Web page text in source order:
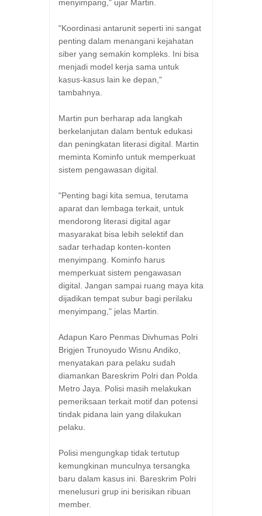
menyimpang," ujar Martin.
"Koordinasi antarunit seperti ini sangat
penting dalam menangani kejahatan
siber yang semakin kompleks. Ini bisa
menjadi model kerja sama untuk
kasus-kasus lain ke depan,"
tambahnya.
Martin pun berharap ada langkah
berkelanjutan dalam bentuk edukasi
dan peningkatan literasi digital. Martin
meminta Kominfo untuk memperkuat
sistem pengawasan digital.
"Penting bagi kita semua, terutama
aparat dan lembaga terkait, untuk
mendorong literasi digital agar
masyarakat bisa lebih selektif dan
sadar terhadap konten-konten
menyimpang. Kominfo harus
memperkuat sistem pengawasan
digital. Jangan sampai ruang maya kita
dijadikan tempat subur bagi perilaku
menyimpang," jelas Martin.
Adapun Karo Penmas Divhumas Polri
Brigjen Trunoyudo Wisnu Andiko,
menyatakan para pelaku sudah
diamankan Bareskrim Polri dan Polda
Metro Jaya. Polisi masih melakukan
pemeriksaan terkait motif dan potensi
tindak pidana lain yang dilakukan
pelaku.
Polisi mengungkap tidak tertutup
kemungkinan munculnya tersangka
baru dalam kasus ini. Bareskrim Polri
menelusuri grup ini berisikan ribuan
member.